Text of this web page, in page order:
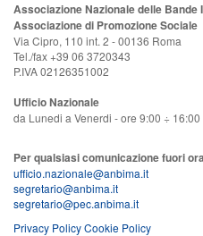
Associazione Nazionale delle
Associazione di Promozione Sociale
Via Cipro, 110 int. 2 - 00136 Roma
Tel./fax +39 06 3720343
P.IVA 02126351002
Ufficio Nazionale
da Lunedi a Venerdi - ore 9:00 ÷ 16:00
Per qualsiasi comunicazione fuori
ufficio.nazionale@anbima.it
segretario@anbima.it
segretario@pec.anbima.it
Privacy PolicyCookie Policy